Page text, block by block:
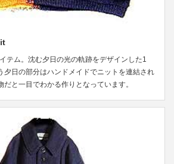
テム。沈む夕日の光の軌跡をデザインした1
夕日の部分はハンドメイドでニットを連結され
と一目でわかる作りとなっています。